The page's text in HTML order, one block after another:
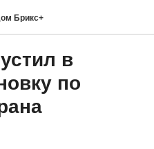
Брикс+
в
по